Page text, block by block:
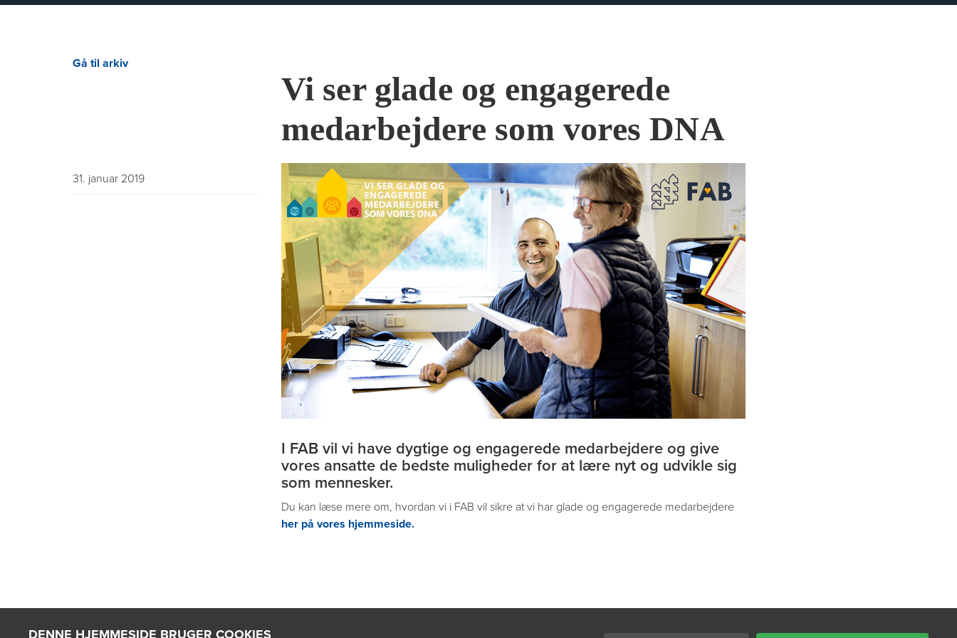
DENNE HJEMMESIDE BRUGER COOKIES
Gå til arkiv
Vi ser glade og engagerede
medarbejdere som vores DNA
I FAB vil vi have dygtige og engagerede medarbejdere og give
vores ansatte de bedste muligheder for at lære nyt og udvikle sig
som mennesker.
Du kan læse mere om, hvordan vi i FAB vil sikre at vi har glade og engagerede medarbejdere
her på vores hjemmeside.
31. januar 2019